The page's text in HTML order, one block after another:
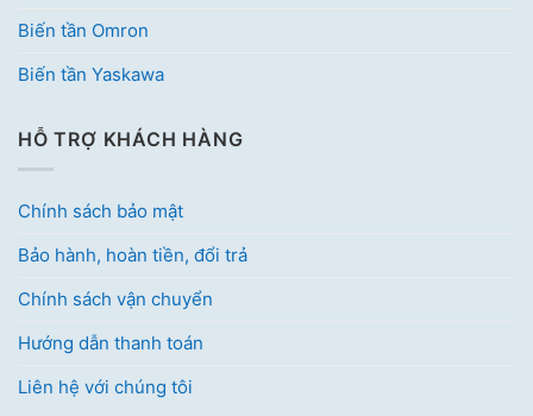
Biến tần Omron
Biến tần Yaskawa
HỖ TRỢ KHÁCH HÀNG
Chính sách bảo mật
Bảo hành, hoàn tiền, đổi trả
Chính sách vận chuyển
Hướng dẫn thanh toán
Liên hệ với chúng tôi